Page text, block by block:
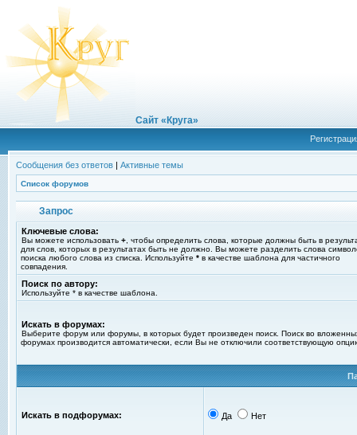
Сайт «Круга»
Сообщения без ответов | Активные темы
Список форумов
Запрос
Ключевые слова:
Вы можете использовать + , чтобы определить слова, которые должны быть в
для слов, которых в результатах быть не должно. Вы можете разделить слова
поиска любого слова из списка. Используйте * в качестве шаблона для частичного
совпадения.
Поиск по автору:
Используйте * в качестве шаблона.
Искать в форумах:
Выберите форум или форумы, в которых будет произведен поиск. Поиск во
форумах производится автоматически, если Вы не отключили соответствующую
Искать в подфорумах: Да Нет